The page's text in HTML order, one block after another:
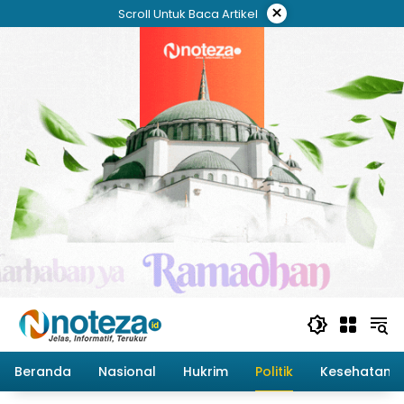
ke
Scroll Untuk Baca Artikel ×
Beranda Nasional Hukrim Politik Kesehatan